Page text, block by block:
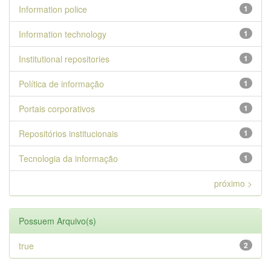
1
Information police
1
Information technology
1
Institutional repositories
1
Política de informação
1
Portais corporativos
1
Repositórios institucionais
1
Tecnologia da informação
próximo >
Possuem Arquivo(s)
2
true